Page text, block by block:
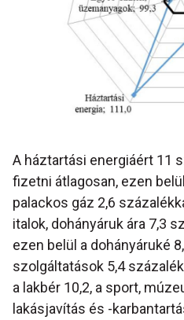
A háztartási energiáért 11
fizetni átlagosan, ezen
palackos gáz 2,6
italok, dohányáruk ára 7,3
ezen belül a dohányáruké
szolgáltatások 5,4
a lakbér 10,2, a sport,
lakásjavítás és -